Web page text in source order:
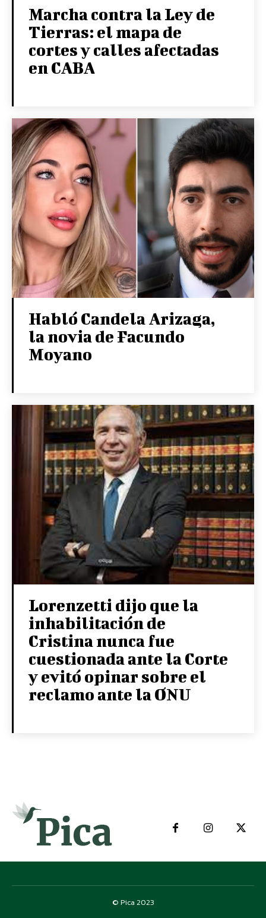
Marcha contra la Ley de
Tierras: el mapa de
cortes y calles afectadas
en CABA
Habló Candela Arizaga,
la novia de Facundo
Moyano
Lorenzetti dijo que la
inhabilitación de
Cristina nunca fue
cuestionada ante la Corte
y evitó opinar sobre el
reclamo ante la ONU
© Pica 2023